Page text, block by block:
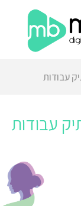
עבודות
עבודות